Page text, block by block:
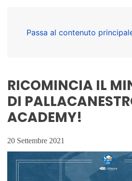
Passa al contenuto
RICOMINCIA IL
DI
ACADEMY!
20 Settembre 2021